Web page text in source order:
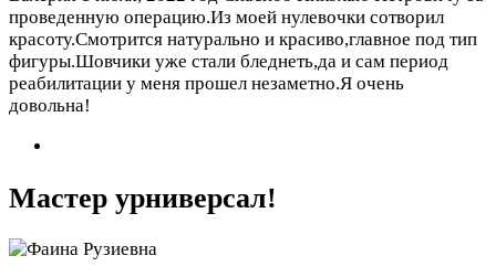
проведенную операцию.Из моей нулевочки сотворил
красоту.Смотрится натурально и красиво,главное под тип
фигуры.Шовчики уже стали бледнеть,да и сам период
реабилитации у меня прошел незаметно.Я очень
довольна!
Мастер урниверсал!